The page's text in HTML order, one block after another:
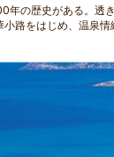
の歴史がある。透
路をはじめ、温泉